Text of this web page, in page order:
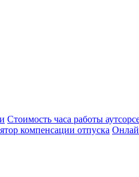
Стоимость часа работы
компенсации отпуска